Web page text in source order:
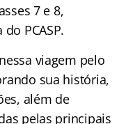
7 e 8,
PCASP.
viagem pelo
sua história,
além de
pelas principais